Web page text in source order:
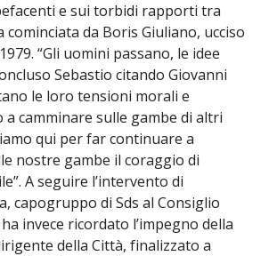
e sui torbidi rapporti tra
cominciata da Boris Giuliano, ucciso
“Gli uomini passano, le idee
Sebastio citando Giovanni
le loro tensioni morali e
camminare sulle gambe di altri
qui per far continuare a
nostre gambe il coraggio di
A seguire l’intervento di
capogruppo di Sds al Consiglio
invece ricordato l’impegno della
della Città, finalizzato a